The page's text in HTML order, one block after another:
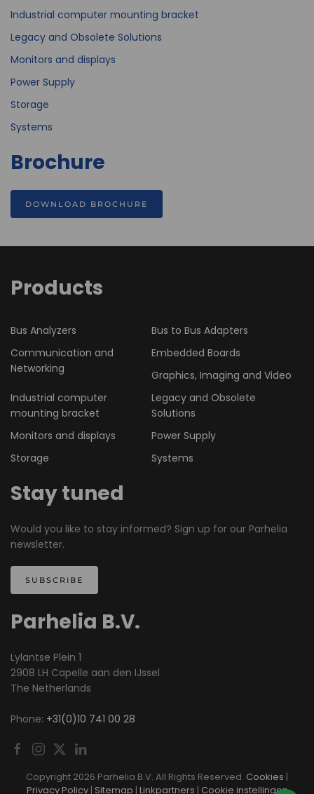
Industrial computer mounting bracket
Legacy and Obsolete Solutions
Monitors and displays
Power Supply
Storage
Systems
Brochure
DOWNLOAD BROCHURE
Products
Bus Analyzers
Bus to Bus Adapters
Communication and
Networking
Embedded Boards
Graphics, Imaging and Video
Industrial computer
mounting bracket
Legacy and Obsolete
Solutions
Monitors and displays
Power Supply
Storage
Systems
Stay tuned
Would you like to stay informed? Sign up for our Parhelia
newsletter.
SUBSCRIBE
Parhelia B.V.
Lylantse Plein 1
2908 LH Capelle aan den IJssel
The Netherlands
Phone: +31(0)10 741 00 28
Copyright 2026 Parhelia B.V. All Rights Reserved. Cookies |
Privacy Policy| Sitemap | Linkpartners | Cookie instellingen